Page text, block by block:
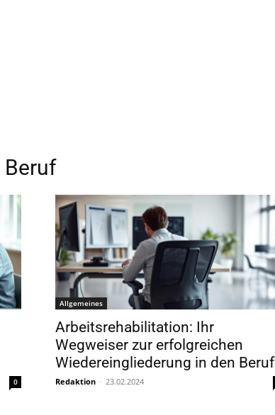
Beruf
0
Allgemeines
Arbeitsrehabilitation: Ihr
Wegweiser zur erfolgreichen
Wiedereingliederung in den Beruf
Redaktion - 23.02.2024